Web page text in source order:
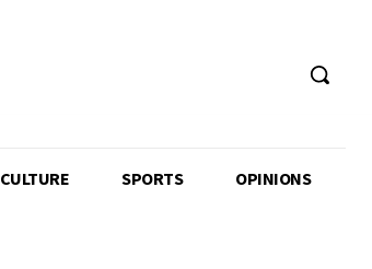
CULTURE SPORTS OPINIONS